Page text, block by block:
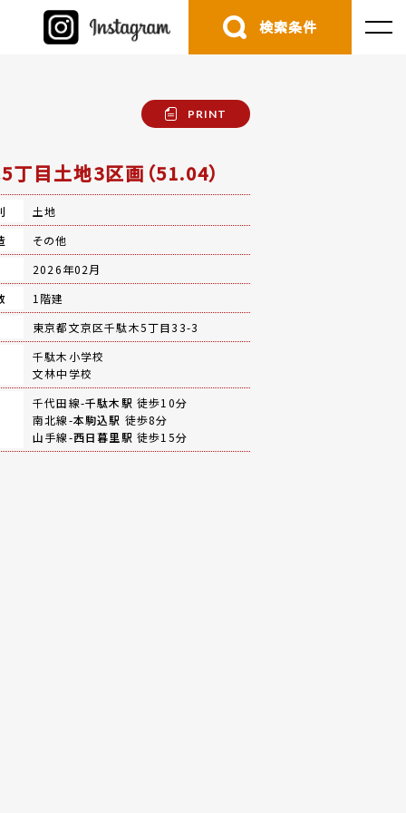
検索条件
PRINT
丁目土地3区画（51.04）
土地
その他
2026年02月
1階建
東京都文京区千駄木5丁目33-3
千駄木小学校
文林中学校
千代田線-千駄木駅 徒歩10分
南北線-本駒込駅 徒歩8分
山手線-西日暮里駅 徒歩15分